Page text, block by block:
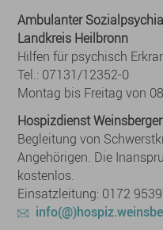
Ambulanter
Landkreis Heilbronn
Hilfen für psychisch
Tel.: 07131/12352-0
Montag bis Freitag von
Hospizdienst Weinsberger
Begleitung von
Angehörigen. Die
kostenlos.
Einsatzleitung: 0172